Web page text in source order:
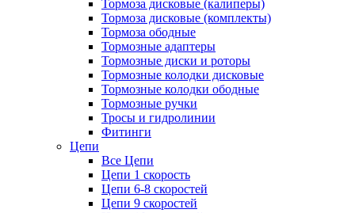
Тормоза дисковые (калиперы)
Тормоза дисковые (комплекты)
Тормоза ободные
Тормозные адаптеры
Тормозные диски и роторы
Тормозные колодки дисковые
Тормозные колодки ободные
Тормозные ручки
Тросы и гидролинии
Фитинги
Цепи
Все Цепи
Цепи 1 скорость
Цепи 6-8 скоростей
Цепи 9 скоростей